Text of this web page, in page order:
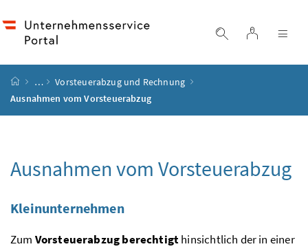
SucheLogin
Startseite
…
Vorsteuerabzug und Rechnung
Ausnahmen vom Vorsteuerabzug
Ausnahmen vom Vorsteuerabzug
Kleinunternehmen
Zum Vorsteuerabzug berechtigthinsichtlich der in einer